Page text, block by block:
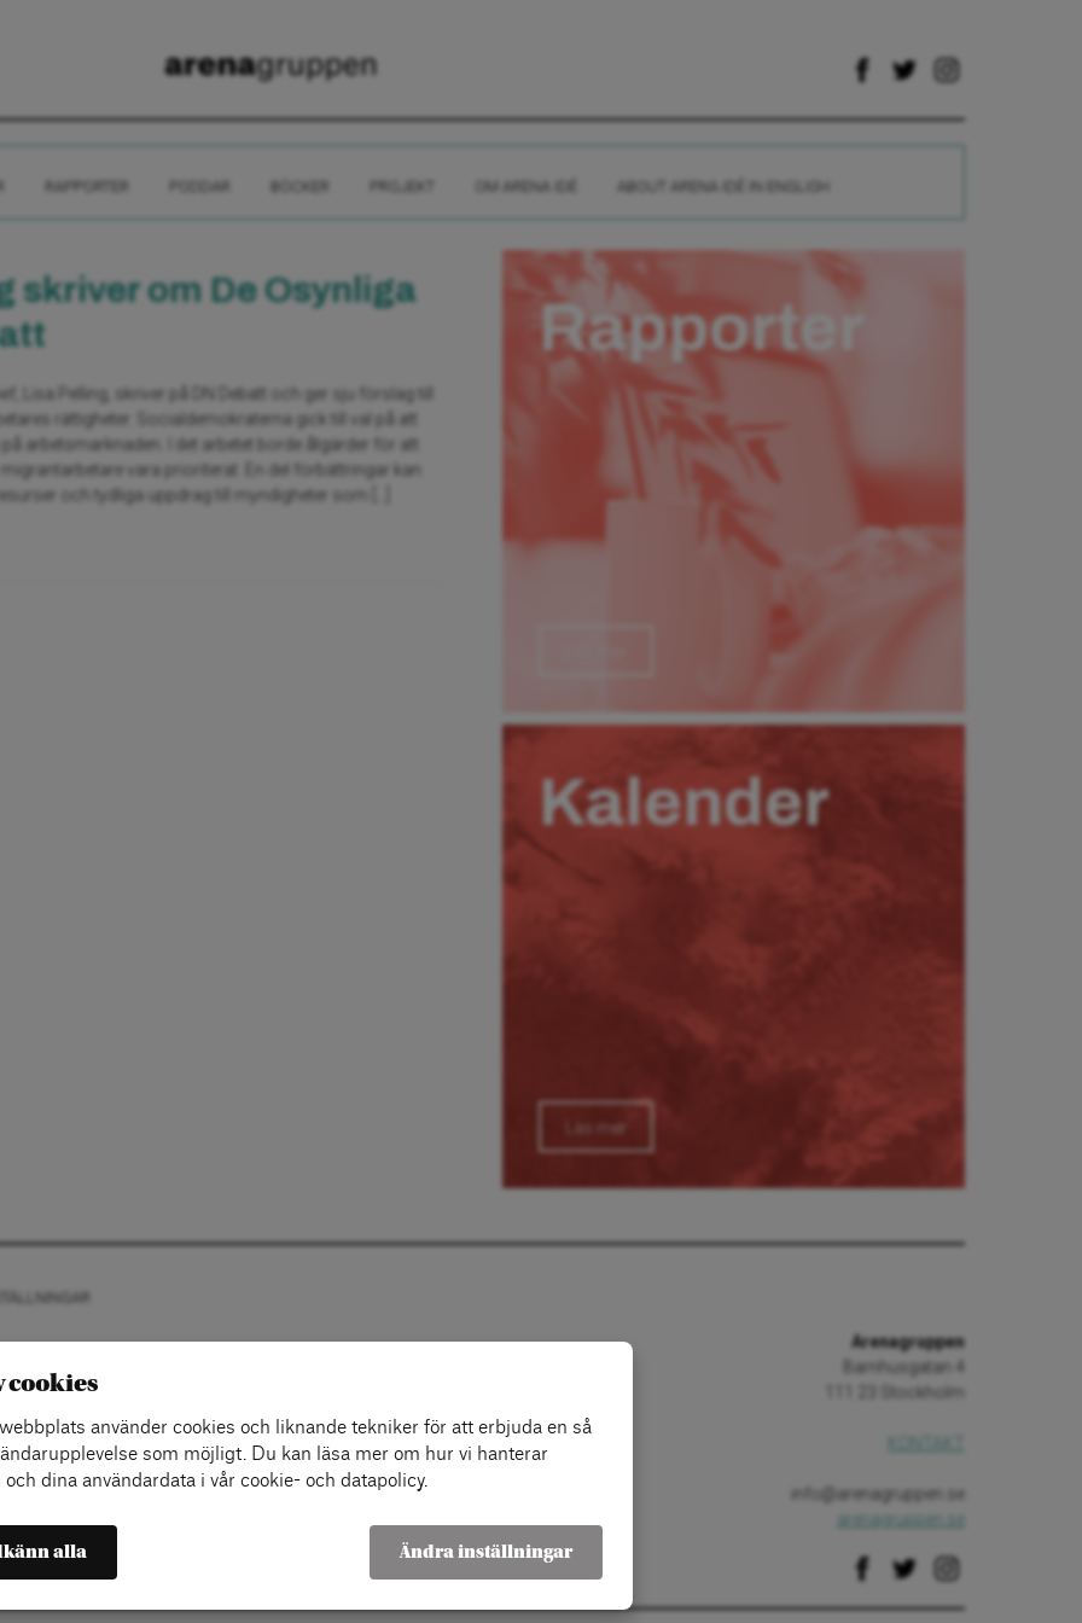
RAPPORTER BÖCKER PROJEKT OM ARENA IDÉ ABOUT ARENA IDÉ IN ENGLISH
skriver om De Osynliga
Lisa Pelling, skriver på DN Debatt och ger sju förslag till
rättigheter. Socialdemokraterna gick till val på att
arbetsmarknaden. I det arbetet borde åtgärder för att
vara prioriterat. En del förbättringar kan
och tydliga uppdrag till myndigheter som […]
Rapporter
Kalender
Läs mer
Arenagruppen
Barnhusgatan 4
111 23 Stockholm
info@arenagruppen.se
arenagruppen.se
cookies
använder cookies och liknande tekniker för att erbjuda en så
som möjligt. Du kan läsa mer om hur vi hanterar
och dina användardata i vår cookie- och datapolicy.
alla Ändra inställningar